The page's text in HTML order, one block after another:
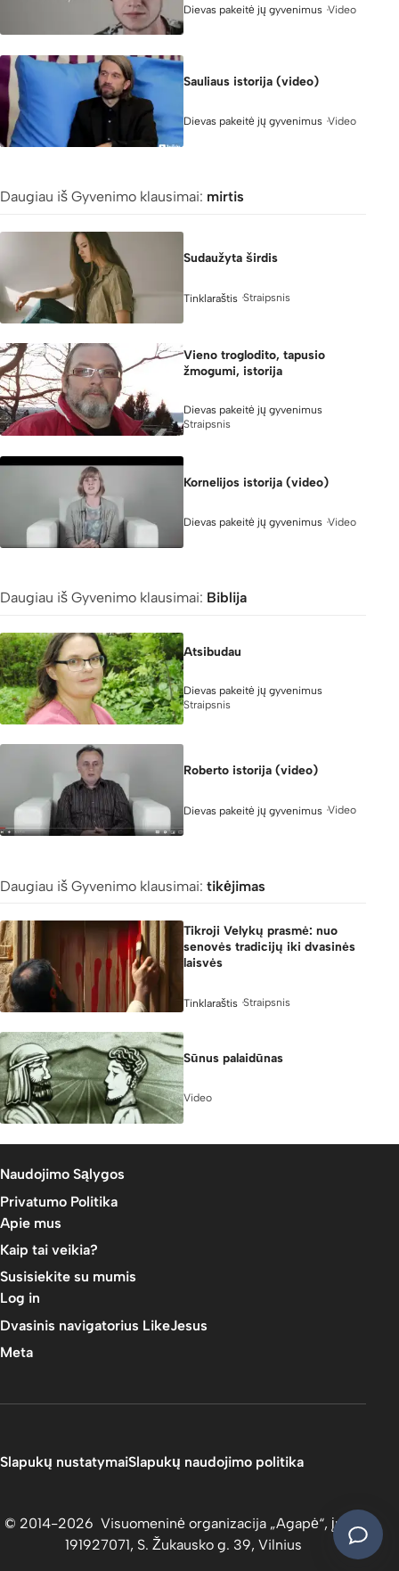
Dievas pakeitė jų gyvenimus Video
Sauliaus istorija (video)
Dievas pakeitė jų gyvenimus Video
Daugiau iš Gyvenimo klausimai: mirtis
Sudaužyta širdis
Tinklaraštis Straipsnis
Vieno troglodito, tapusio
žmogumi, istorija
Dievas pakeitė jų gyvenimus
Straipsnis
Kornelijos istorija (video)
Dievas pakeitė jų gyvenimus Video
Daugiau iš Gyvenimo klausimai: Biblija
Atsibudau
Dievas pakeitė jų gyvenimus
Straipsnis
Roberto istorija (video)
Dievas pakeitė jų gyvenimus Video
Daugiau iš Gyvenimo klausimai: tikėjimas
Tikroji Velykų prasmė: nuo
senovės tradicijų iki dvasinės
laisvės
Tinklaraštis Straipsnis
Sūnus palaidūnas
Video
Naudojimo Sąlygos
Privatumo Politika
Apie mus
Kaip tai veikia?
Susisiekite su mumis
Log in
Dvasinis navigatorius LikeJesus
Meta
Slapukų nustatymaiSlapukų naudojimo politika
© 2014-2026 Visuomeninė organizacija „Agapė“, įm.k.
191927071, S. Žukausko g. 39, Vilnius